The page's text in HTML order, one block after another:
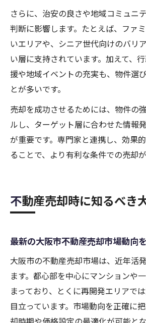
さらに、治安の良さや地域コミュニ
判断に影響します。たとえば、ファ
いエリアや、シニア世代向けのバリ
い層に支持されています。加えて、
援や地域イベントの充実も、物件選
とが多いです。
売却を成功させるためには、物件の
ルし、ターゲット層に合わせた情報
が重要です。専門家と連携し、効果
ることで、より有利な条件での売却が
不動産売却時に知るべき
最新の大阪市不動産売却市場動向
大阪市の不動産売却市場は、近年活
ます。都心部を中心にマンションや
まっており、とくに再開発エリアで
目立っています。市場動向を正確に